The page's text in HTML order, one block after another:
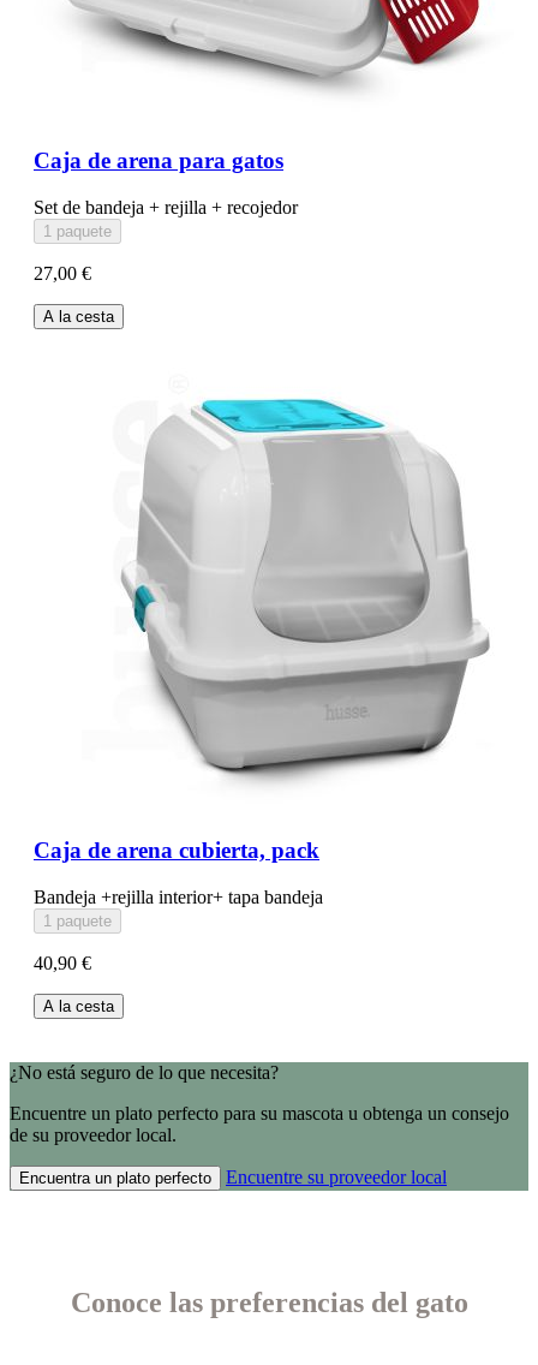
Caja de arena para gatos
Set de bandeja + rejilla + recojedor
1 paquete
27,00 €
A la cesta
Caja de arena cubierta, pack
Bandeja +rejilla interior+ tapa bandeja
1 paquete
40,90 €
A la cesta
¿No está seguro de lo que necesita?
Encuentre un plato perfecto para su mascota u obtenga un consejo
de su proveedor local.
Encuentra un plato perfecto Encuentre su proveedor local
Conoce las preferencias del gato